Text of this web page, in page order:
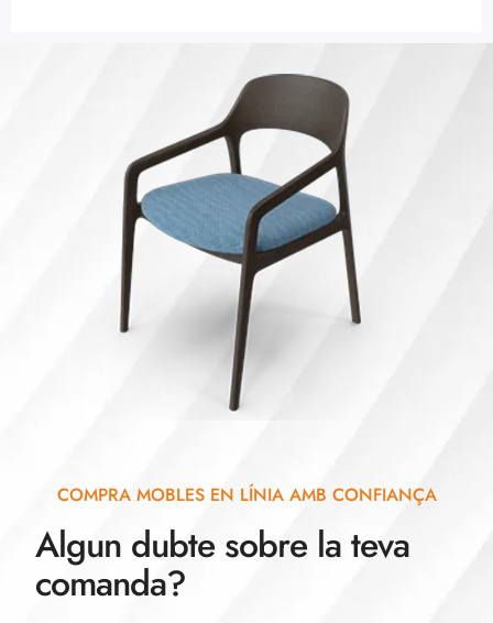
COMPRA MOBLES EN LÍNIA AMB CONFIANÇA
Algun dubte sobre la teva
comanda?